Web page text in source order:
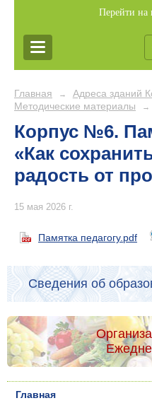
Перейти на
Главная → Адреса зданий
Методические материалы →
Корпус №6.
«Как
радость от
15 мая 2026 г.
Памятка педагогу.pdf
Сведения об
Главная